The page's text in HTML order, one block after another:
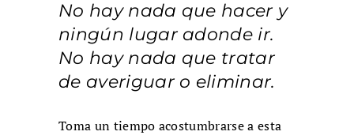
No hay nada que hacer y
ningún lugar adonde ir.
No hay nada que tratar
de averiguar o eliminar.
Toma un tiempo acostumbrarse a esta